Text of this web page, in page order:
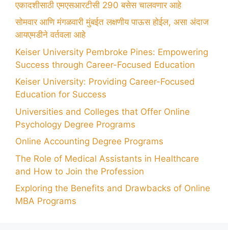
एकादशीसाठी एमएसआरटीसी 290 बसेस चालवणार आहे
सोमवार आणि मंगळवारी मुंबईत लक्षणीय पाऊस होईल, असा अंदाज
आयएमडीने वर्तवला आहे
Keiser University Pembroke Pines: Empowering
Success through Career-Focused Education
Keiser University: Providing Career-Focused
Education for Success
Universities and Colleges that Offer Online
Psychology Degree Programs
Online Accounting Degree Programs
The Role of Medical Assistants in Healthcare
and How to Join the Profession
Exploring the Benefits and Drawbacks of Online
MBA Programs